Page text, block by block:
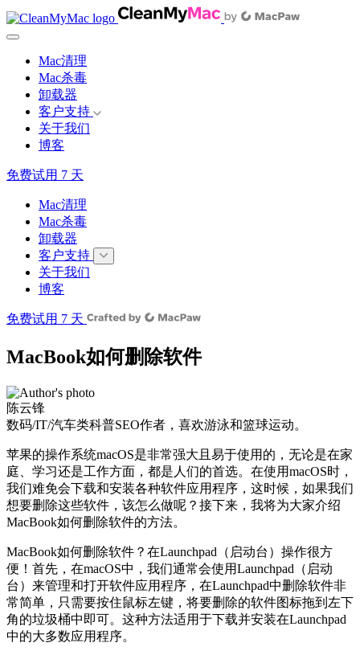
Mac清理
Mac杀毒
卸载器
客户支持
关于我们
博客
免费试用 7 天
Mac清理
Mac杀毒
卸载器
客户支持
关于我们
博客
免费试用 7 天
MacBook如何删除软件
陈云锋
数码/IT/汽车类科普SEO作者，喜欢游泳和篮球运动。
苹果的操作系统macOS是非常强大且易于使用的，无论是在家
庭、学习还是工作方面，都是人们的首选。在使用macOS时，
我们难免会下载和安装各种软件应用程序，这时候，如果我们
想要删除这些软件，该怎么做呢？接下来，我将为大家介绍
MacBook如何删除软件的方法。
MacBook如何删除软件？在Launchpad（启动台）操作很方
便！首先，在macOS中，我们通常会使用Launchpad（启动
台）来管理和打开软件应用程序，在Launchpad中删除软件非
常简单，只需要按住鼠标左键，将要删除的软件图标拖到左下
角的垃圾桶中即可。这种方法适用于下载并安装在Launchpad
中的大多数应用程序。